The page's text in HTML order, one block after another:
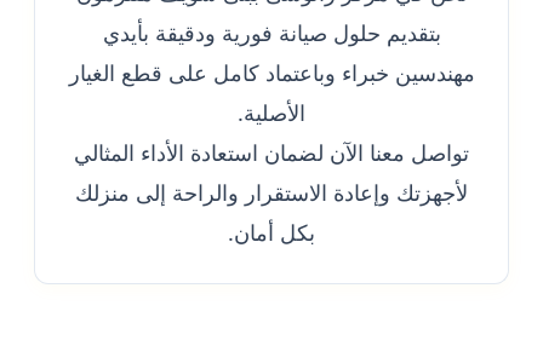
بتقديم حلول صيانة فورية ودقيقة بأيدي
مهندسين خبراء وباعتماد كامل على قطع الغيار
الأصلية.
تواصل معنا الآن لضمان استعادة الأداء المثالي
لأجهزتك وإعادة الاستقرار والراحة إلى منزلك
بكل أمان.